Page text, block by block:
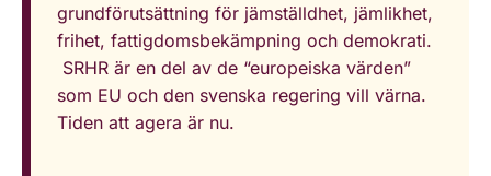
grundförutsättning för jämställdhet, jämlikhet,
frihet, fattigdomsbekämpning och demokrati.
SRHR är en del av de “europeiska värden”
som EU och den svenska regering vill värna.
Tiden att agera är nu.